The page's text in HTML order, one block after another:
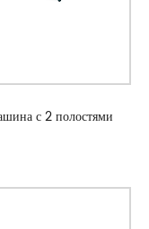
с 2 полостями